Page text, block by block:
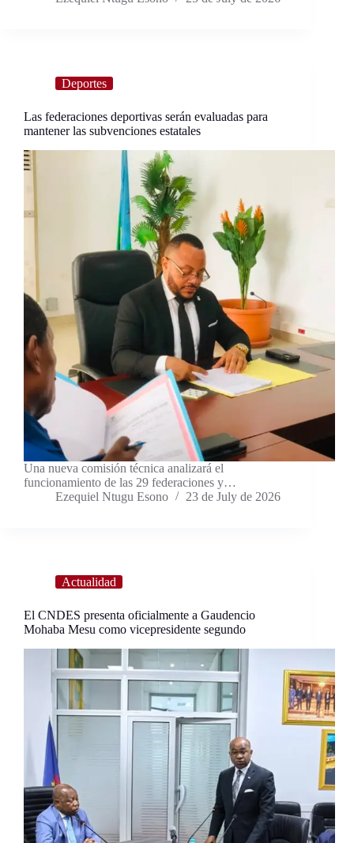
Deportes
Las federaciones deportivas serán evaluadas para
mantener las subvenciones estatales
Una nueva comisión técnica analizará el
funcionamiento de las 29 federaciones y…
Ezequiel Ntugu Esono
23 de July de 2026
Actualidad
El CNDES presenta oficialmente a Gaudencio
Mohaba Mesu como vicepresidente segundo